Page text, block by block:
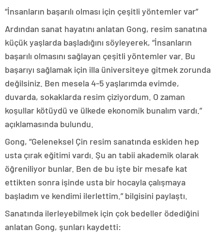
“İnsanların başarılı olması için çeşitli yöntemler var”
Ardından sanat hayatını anlatan Gong, resim sanatına
küçük yaşlarda başladığını söyleyerek, “İnsanların
başarılı olmasını sağlayan çeşitli yöntemler var. Bu
başarıyı sağlamak için illa üniversiteye gitmek zorunda
değilsiniz. Ben mesela 4-5 yaşlarımda evimde,
duvarda, sokaklarda resim çiziyordum. O zaman
koşullar kötüydü ve ülkede ekonomik bunalım vardı.”
açıklamasında bulundu.
Gong, “Geleneksel Çin resim sanatında eskiden hep
usta çırak eğitimi vardı. Şu an tabii akademik olarak
öğreniliyor bunlar. Ben de bu işte bir mesafe kat
ettikten sonra işinde usta bir hocayla çalışmaya
başladım ve kendimi ilerlettim.” bilgisini paylaştı.
Sanatında ilerleyebilmek için çok bedeller ödediğini
anlatan Gong, şunları kaydetti: